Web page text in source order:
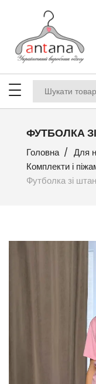
ФУТБОЛКА
Головна
Для
Комплекти і
Футболка зі